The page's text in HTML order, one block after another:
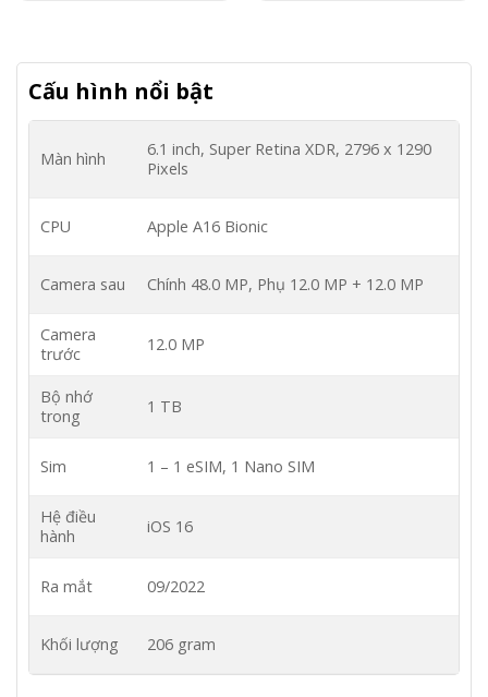
Cấu hình nổi bật
Màn hình
6.1 inch, Super Retina XDR, 2796 x 1290
Pixels
CPU Apple A16 Bionic
Camera sau Chính 48.0 MP, Phụ 12.0 MP + 12.0 MP
Camera
trước
12.0 MP
Bộ nhớ
trong
1 TB
Sim 1 – 1 eSIM, 1 Nano SIM
Hệ điều
hành
iOS 16
Ra mắt 09/2022
Khối lượng 206 gram